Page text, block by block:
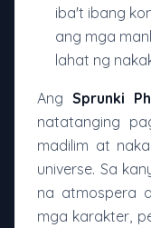
iba't ibang
ang mga
lahat ng
Ang Sprunki
natatanging
madilim at
universe. Sa
na atmospera
mga karakter,